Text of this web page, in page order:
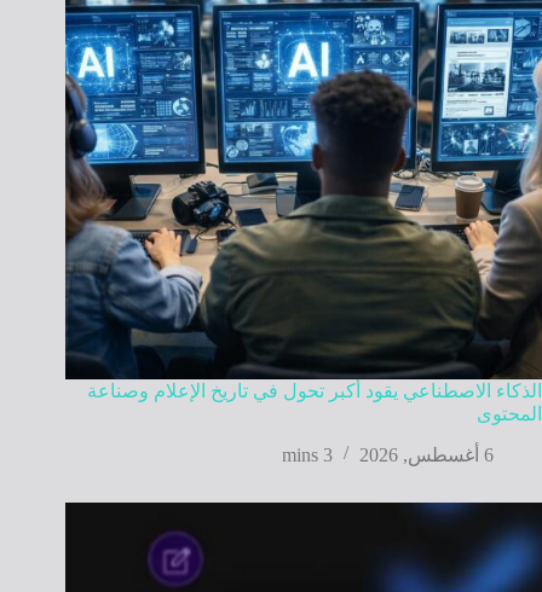
الذكاء الاصطناعي يقود أكبر تحول في تاريخ الإعلام وصناعة
المحتوى
6 أغسطس, 2026
3 mins